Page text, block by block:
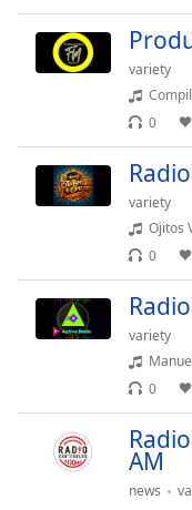
Opacity
Edge
Font
Family
Done
variety
0
variety
Ojitos
0
variety
0
AM
news